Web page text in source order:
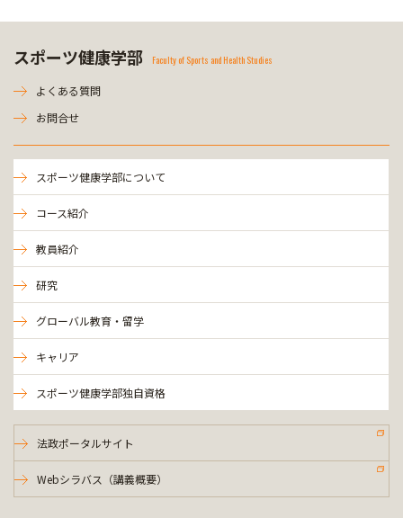
スポーツ健康学部 Faculty of Sports and Health Studies
よくある質問
お問合せ
スポーツ健康学部について
コース紹介
教員紹介
研究
グローバル教育・留学
キャリア
スポーツ健康学部独自資格
法政ポータルサイト
Webシラバス（講義概要）